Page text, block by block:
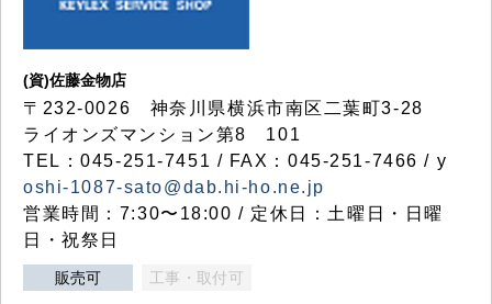
(資)佐藤金物店
〒232-0026 神奈川県横浜市南区二葉町3-28
ライオンズマンション第8 101
TEL：045-251-7451 / FAX：045-251-7466 / y
oshi-1087-sato@dab.hi-ho.ne.jp
営業時間：7:30〜18:00 / 定休日：土曜日・日曜
日・祝祭日
販売可 工事・取付可